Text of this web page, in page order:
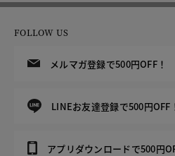
FOLLOW US
メルマガ登録で500円OFF！
LINEお友達登録で500円OFF
アプリダウンロードで500円